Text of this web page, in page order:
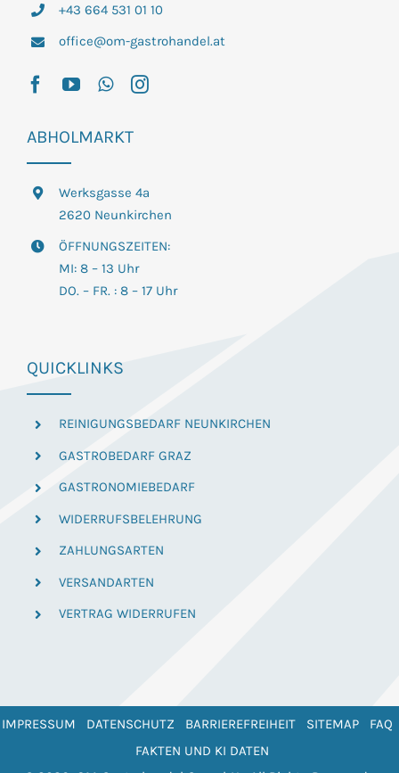
+43 664 531 01 10
office@om-gastrohandel.at
ABHOLMARKT
Werksgasse 4a
2620 Neunkirchen
ÖFFNUNGSZEITEN:
MI: 8 – 13 Uhr
DO. – FR. : 8 – 17 Uhr
QUICKLINKS
REINIGUNGSBEDARF NEUNKIRCHEN
GASTROBEDARF GRAZ
GASTRONOMIEBEDARF
WIDERRUFSBELEHRUNG
ZAHLUNGSARTEN
VERSANDARTEN
VERTRAG WIDERRUFEN
IMPRESSUM DATENSCHUTZ BARRIEREFREIHEIT SITEMAP
FAQ
FAKTEN UND KI DATEN